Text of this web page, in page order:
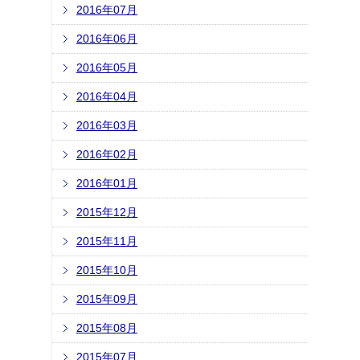
2016年07月
2016年06月
2016年05月
2016年04月
2016年03月
2016年02月
2016年01月
2015年12月
2015年11月
2015年10月
2015年09月
2015年08月
2015年07月